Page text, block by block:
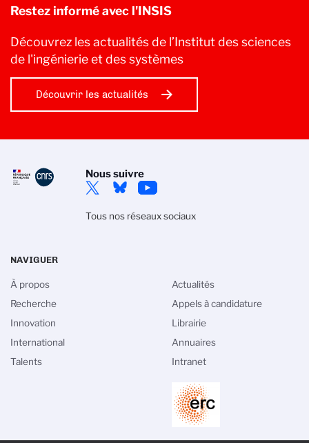
Restez informé avec l'INSIS
Découvrez les actualités de l’Institut des sciences
de l'ingénierie et des systèmes
Découvrir les actualités
Nous suivre
Tous nos réseaux sociaux
NAVIGUER
À propos
Recherche
Innovation
International
Talents
Actualités
Appels à candidature
Librairie
Annuaires
Intranet